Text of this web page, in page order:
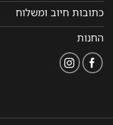
כתובות חיוב ומשלוח
החנות